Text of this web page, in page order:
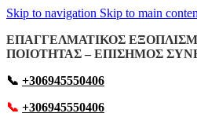
Skip to navigation Skip to main
ΕΠΑΓΓΕΛΜΑΤΙΚΟΣ
ΠΟΙΟΤΗΤΑΣ – ΕΠΙΣΗΜΟΣ
📞 +306945550406
📞 +306945550406